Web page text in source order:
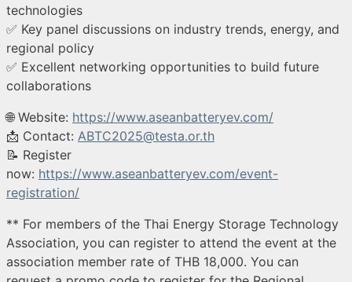
technologies
✅ Key panel discussions on industry trends, energy, and
regional policy
✅ Excellent networking opportunities to build future
collaborations
🌐 Website: https://www.aseanbatteryev.com/
📩 Contact: ABTC2025@testa.or.th
📝 Register
now: https://www.aseanbatteryev.com/event-
registration/
** For members of the Thai Energy Storage Technology
Association, you can register to attend the event at the
association member rate of THB 18,000. You can